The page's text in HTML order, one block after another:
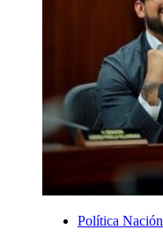
Política Nación